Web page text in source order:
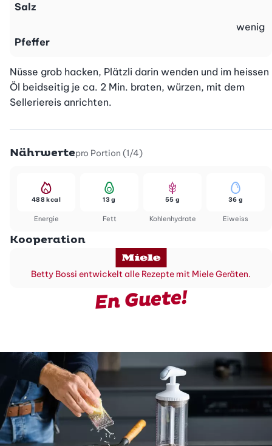
Salz
Pfeffer
wenig
Nüsse grob hacken, Plätzli darin wenden und im heissen
Öl beidseitig je ca. 2 Min. braten, würzen, mit dem
Selleriereis anrichten.
Nährwertepro Portion (1/4)
Energie
488 kcal
Fett
13 g
Kohlenhydrate
55 g
Eiweiss
36 g
Kooperation
Betty Bossi entwickelt alle Rezepte mit Miele Geräten.
En Guete!